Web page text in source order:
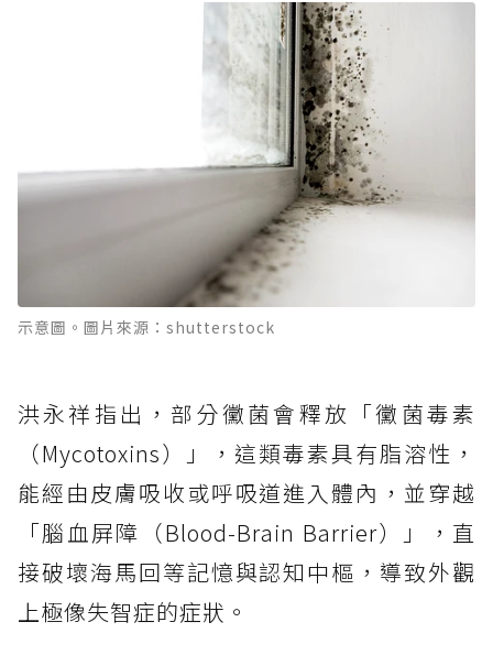
示意圖。圖片來源：shutterstock
洪永祥指出，部分黴菌會釋放「黴菌毒素
（Mycotoxins）」，這類毒素具有脂溶性，
能經由皮膚吸收或呼吸道進入體內，並穿越
「腦血屏障（Blood-Brain Barrier）」，直
接破壞海馬回等記憶與認知中樞，導致外觀
上極像失智症的症狀。